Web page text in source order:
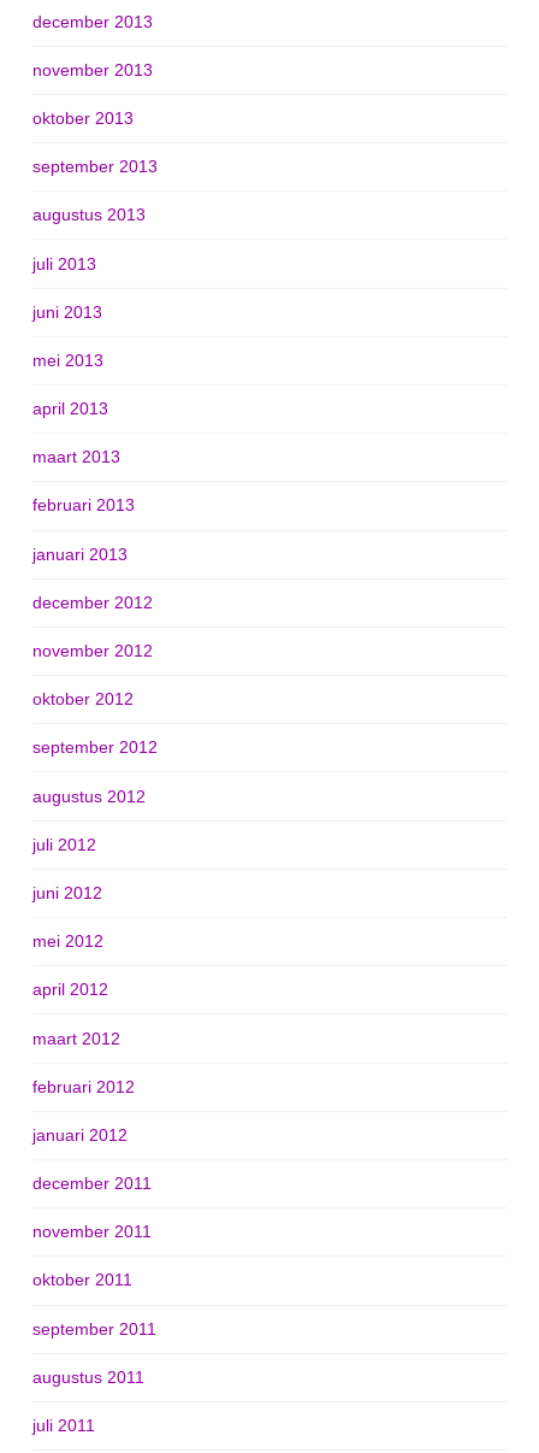
december 2013
november 2013
oktober 2013
september 2013
augustus 2013
juli 2013
juni 2013
mei 2013
april 2013
maart 2013
februari 2013
januari 2013
december 2012
november 2012
oktober 2012
september 2012
augustus 2012
juli 2012
juni 2012
mei 2012
april 2012
maart 2012
februari 2012
januari 2012
december 2011
november 2011
oktober 2011
september 2011
augustus 2011
juli 2011